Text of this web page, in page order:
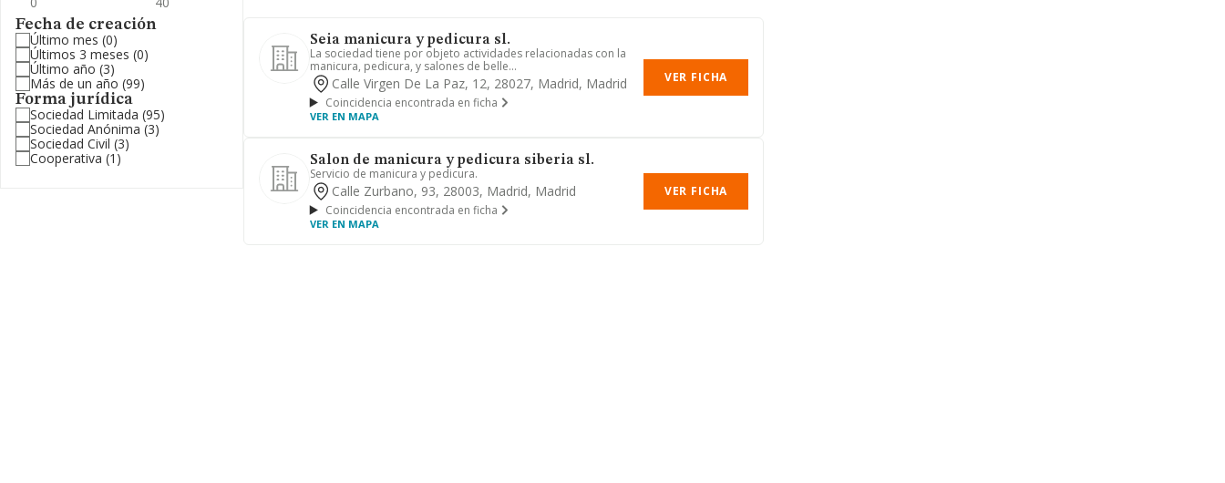
Fecha de creación
Último mes (0)
Últimos 3 meses (0)
Último año (3)
Más de un año (99)
Forma jurídica
Sociedad Limitada (95)
Sociedad Anónima (3)
Sociedad Civil (3)
Cooperativa (1)
Seia manicura y pedicura sl.
La sociedad tiene por objeto actividades relacionadas con la
manicura, pedicura, y salones de belle...
Calle Virgen De La Paz, 12, 28027, Madrid, Madrid
Coincidencia encontrada en ficha
VER EN MAPA
VER FICHA
Salon de manicura y pedicura siberia sl.
Servicio de manicura y pedicura.
Calle Zurbano, 93, 28003, Madrid, Madrid
Coincidencia encontrada en ficha
VER EN MAPA
VER FICHA